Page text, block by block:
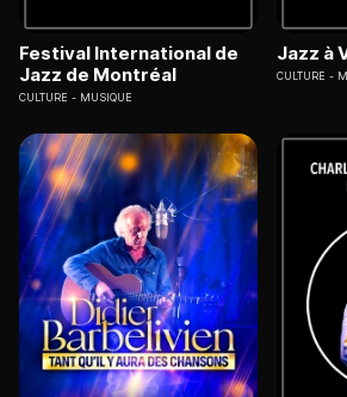
Festival International de
Jazz de Montréal
CULTURE MUSIQUE
Jazz à
CULTURE